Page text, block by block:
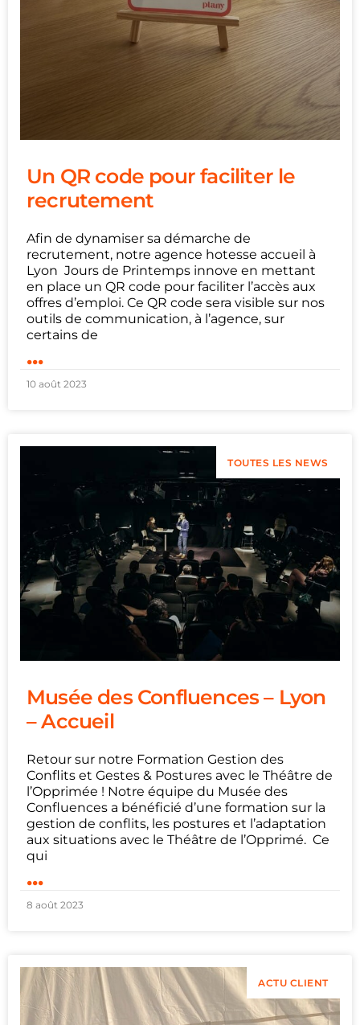
Un QR code pour faciliter le
recrutement
Afin de dynamiser sa démarche de
recrutement, notre agence hotesse accueil à
Lyon Jours de Printemps innove en mettant
en place un QR code pour faciliter l’accès aux
offres d’emploi. Ce QR code sera visible sur nos
outils de communication, à l’agence, sur
certains de
...
10 août 2023
TOUTES LES NEWS
Musée des Confluences – Lyon
– Accueil
Retour sur notre Formation Gestion des
Conflits et Gestes & Postures avec le Théâtre de
l’Opprimée ! Notre équipe du Musée des
Confluences a bénéficié d’une formation sur la
gestion de conflits, les postures et l’adaptation
aux situations avec le Théâtre de l’Opprimé. Ce
qui
...
8 août 2023
ACTU CLIENT